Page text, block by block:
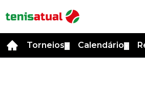
Torneios Calendário